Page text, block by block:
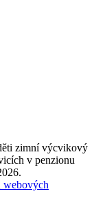
zimní výcvikový
v penzionu
webových